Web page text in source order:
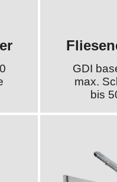
GDI
max.
bis